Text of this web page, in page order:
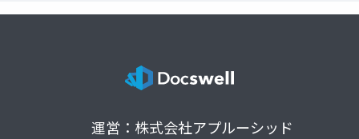
運営：株式会社アプルーシッド